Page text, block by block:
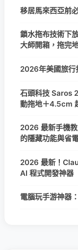
移居馬來西亞前
鎖水拖布技術下
大師開箱，拖完
2026年美國旅行
石頭科技 Saros
動拖地＋4.5cm
2026 最新手機
的隱藏功能與省
2026 最新！
AI 程式開發神器
電腦玩手游神器